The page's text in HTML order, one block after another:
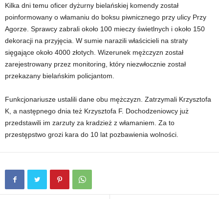
Kilka dni temu oficer dyżurny bielańskiej komendy został
poinformowany o włamaniu do boksu piwnicznego przy ulicy Przy
Agorze. Sprawcy zabrali około 100 mieczy świetlnych i około 150
dekoracji na przyjęcia. W sumie narazili właścicieli na straty
sięgające około 4000 złotych. Wizerunek mężczyzn został
zarejestrowany przez monitoring, który niezwłocznie został
przekazany bielańskim policjantom.
Funkcjonariusze ustalili dane obu mężczyzn. Zatrzymali Krzysztofa
K, a następnego dnia też Krzysztofa F. Dochodzeniowcy już
przedstawili im zarzuty za kradzież z włamaniem. Za to
przestępstwo grozi kara do 10 lat pozbawienia wolności.